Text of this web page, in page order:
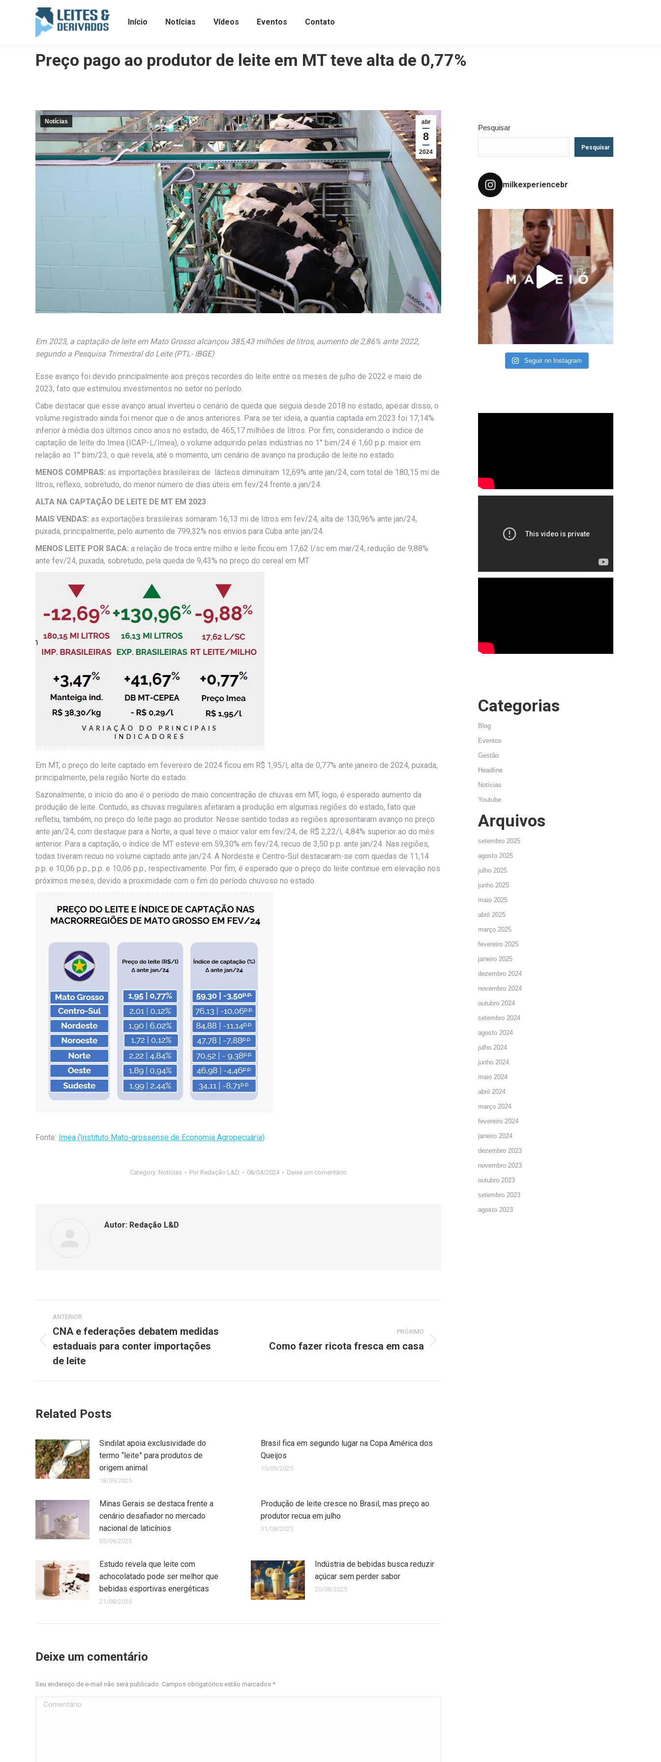
Início Notícias Vídeos Eventos Contato
Preço pago ao produtor de leite em MT teve alta de 0,77%
abr
8
2024
Notícias
Em 2023, a captação de leite em Mato Grosso alcançou 385,43 milhões de litros, aumento de 2,86% ante 2022,
segundo a Pesquisa Trimestral do Leite (PTL- IBGE)
Esse avanço foi devido principalmente aos preços recordes do leite entre os meses de julho de 2022 e maio de
2023, fato que estimulou investimentos no setor no período.
Cabe destacar que esse avanço anual inverteu o cenário de queda que seguia desde 2018 no estado, apesar disso, o
volume registrado ainda foi menor que o de anos anteriores. Para se ter ideia, a quantia captada em 2023 foi 17,14%
inferior à média dos últimos cinco anos no estado, de 465,17 milhões de litros. Por fim, considerando o índice de
captação de leite do Imea (ICAP-L/Imea), o volume adquirido pelas indústrias no 1° bim/24 é 1,60 p.p. maior em
relação ao 1° bim/23, o que revela, até o momento, um cenário de avanço na produção de leite no estado.
MENOS COMPRAS: as importações brasileiras de lácteos diminuíram 12,69% ante jan/24, com total de 180,15 mi de
litros, reflexo, sobretudo, do menor número de dias úteis em fev/24 frente a jan/24.
ALTA NA CAPTAÇÃO DE LEITE DE MT EM 2023
MAIS VENDAS: as exportações brasileiras somaram 16,13 mi de litros em fev/24, alta de 130,96% ante jan/24,
puxada, principalmente, pelo aumento de 799,32% nos envios para Cuba ante jan/24.
MENOS LEITE POR SACA: a relação de troca entre milho e leite ficou em 17,62 l/sc em mar/24, redução de 9,88%
ante fev/24, puxada, sobretudo, pela queda de 9,43% no preço do cereal em MT
Em MT, o preço do leite captado em fevereiro de 2024 ficou em R$ 1,95/l, alta de 0,77% ante janeiro de 2024, puxada,
principalmente, pela região Norte do estado.
Sazonalmente, o início do ano é o período de maio concentração de chuvas em MT, logo, é esperado aumento da
produção de leite. Contudo, as chuvas rregulares afetaram a produção em algumas regiões do estado, fato que
refletiu, também, no preço do leite pago ao produtor. Nesse sentido todas as regiões apresentaram avanço no preço
ante jan/24, com destaque para a Norte, a qual teve o maior valor em fev/24, de R$ 2,22/l, 4,84% superior ao do mês
anterior. Para a captação, o índice de MT esteve em 59,30% em fev/24, recuo de 3,50 p.p. ante jan/24. Nas regiões,
todas tiveram recuo no volume captado ante jan/24. A Nordeste e Centro-Sul destacaram-se com quedas de 11,14
p.p. e 10,06 p.p., p.p. e 10,06 p.p., respectivamente. Por fim, é esperado que o preço do leite continue em elevação nos
próximos meses, devido a proximidade com o fim do período chuvoso no estado.
Fonte: Imea (Instituto Mato-grossense de Economia Agropecuária)
Category: Notícias Por Redação L&D 08/04/2024 Deixe um comentário
Autor: Redação L&D
ANTERIOR
CNA e federações debatem medidas
estaduais para conter importações
de leite
PRÓXIMO
Como fazer ricota fresca em casa
Related Posts
Sindilat apoia exclusividade do
termo “leite” para produtos de
origem animal
18/09/2025
Brasil fica em segundo lugar na Copa América dos
Queijos
15/09/2025
Minas Gerais se destaca frente a
cenário desafiador no mercado
nacional de laticínios
05/09/2025
Produção de leite cresce no Brasil, mas preço ao
produtor recua em julho
31/08/2025
Estudo revela que leite com
achocolatado pode ser melhor que
bebidas esportivas energéticas
21/08/2025
Indústria de bebidas busca reduzir
açúcar sem perder sabor
20/08/2025
Deixe um comentário
Seu endereço de e-mail não será publicado. Campos obrigatórios estão marcados *
Comentário
Pesquisar
Pesquisar
milkexperiencebr
Seguir nn Instagram
Categorias
Blog
Eventos
Gestão
Headline
Notícias
Youtube
Arquivos
setembro 2025
agosto 2025
julho 2025
junho 2025
maio 2025
abril 2025
março 2025
fevereiro 2025
janeiro 2025
dezembro 2024
novembro 2024
outubro 2024
setembro 2024
agosto 2024
julho 2024
junho 2024
maio 2024
abril 2024
março 2024
fevereiro 2024
janeiro 2024
dezembro 2023
novembro 2023
outubro 2023
setembro 2023
agosto 2023